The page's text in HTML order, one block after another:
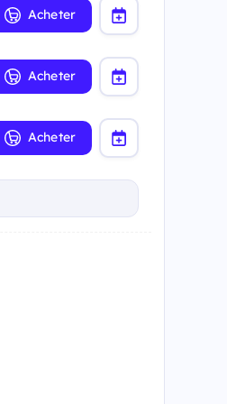
Acheter
Acheter
Acheter